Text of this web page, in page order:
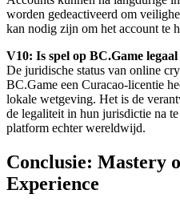
worden gedeactiveerd om
kan nodig zijn om het account te
V10: Is spel op BC.Game
De juridische status van online
BC.Game een Curacao-licentie
lokale wetgeving. Het is de
de legaliteit in hun jurisdictie na
platform echter wereldwijd.
Conclusie: Mastery
Experience